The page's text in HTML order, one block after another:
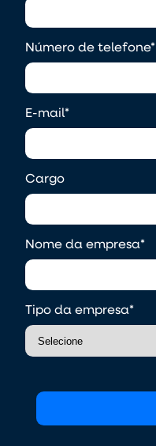
Número de telefone*
E-mail*
Cargo
Nome da empresa*
Tipo da empresa*